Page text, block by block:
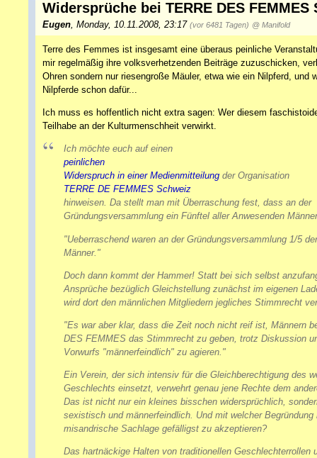
Widersprüche bei TERRE DES FEMMES
Eugen, Monday, 10.11.2008, 23:17 (vor 6481 Tagen) @ Manifold
Terre des Femmes ist insgesamt eine überaus peinliche
mir regelmäßig ihre volksverhetzenden Beiträge zuzuschicken,
Ohren sondern nur riesengroße Mäuler, etwa wie ein Nilpferd,
Nilpferde schon dafür...
Ich muss es hoffentlich nicht extra sagen: Wer diesem
Teilhabe an der Kulturmenschheit verwirkt.
Ich möchte euch auf einen
peinlichen
Widerspruch in einer Medienmitteilung der Organisation
TERRE DE FEMMES Schweiz
hinweisen. Da stellt man mit Überraschung fest, dass an der
Gründungsversammlung ein Fünftel aller Anwesenden
"Ueberraschend waren an der Gründungsversammlung 1/5
Männer."
Doch dann kommt der Hammer! Statt bei sich selbst
Ansprüche bezüglich Gleichstellung zunächst im eigenen
wird dort den männlichen Mitgliedern jegliches Stimmrecht
"Es war aber klar, dass die Zeit noch nicht reif ist, Männern
DES FEMMES das Stimmrecht zu geben, trotz Diskussion
Vorwurfs "männerfeindlich" zu agieren."
Ein Verein, der sich intensiv für die Gleichberechtigung des
Geschlechts einsetzt, verwehrt genau jene Rechte dem
Das ist nicht nur ein kleines bisschen widersprüchlich,
sexistisch und männerfeindlich. Und mit welcher Begründung
misandrische Sachlage gefälligst zu akzeptieren?
Das hartnäckige Halten von traditionellen Geschlechterrollen